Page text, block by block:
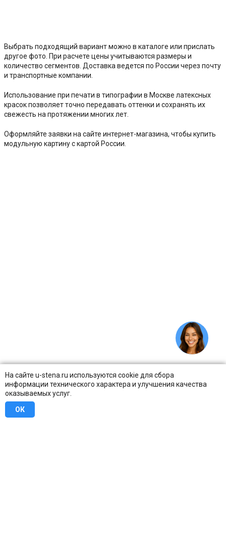
На сайте u-stena.ru используются cookie для сбора
информации технического характера и улучшения качества
оказываемых услуг.
ОК
Выбрать подходящий вариант можно в каталоге или прислать
другое фото. При расчете цены учитываются размеры и
количество сегментов. Доставка ведется по России через почту
и транспортные компании.
Использование при печати в типографии в Москве латексных
красок позволяет точно передавать оттенки и сохранять их
свежесть на протяжении многих лет.
Оформляйте заявки на сайте интернет-магазина, чтобы купить
модульную картину с картой России.